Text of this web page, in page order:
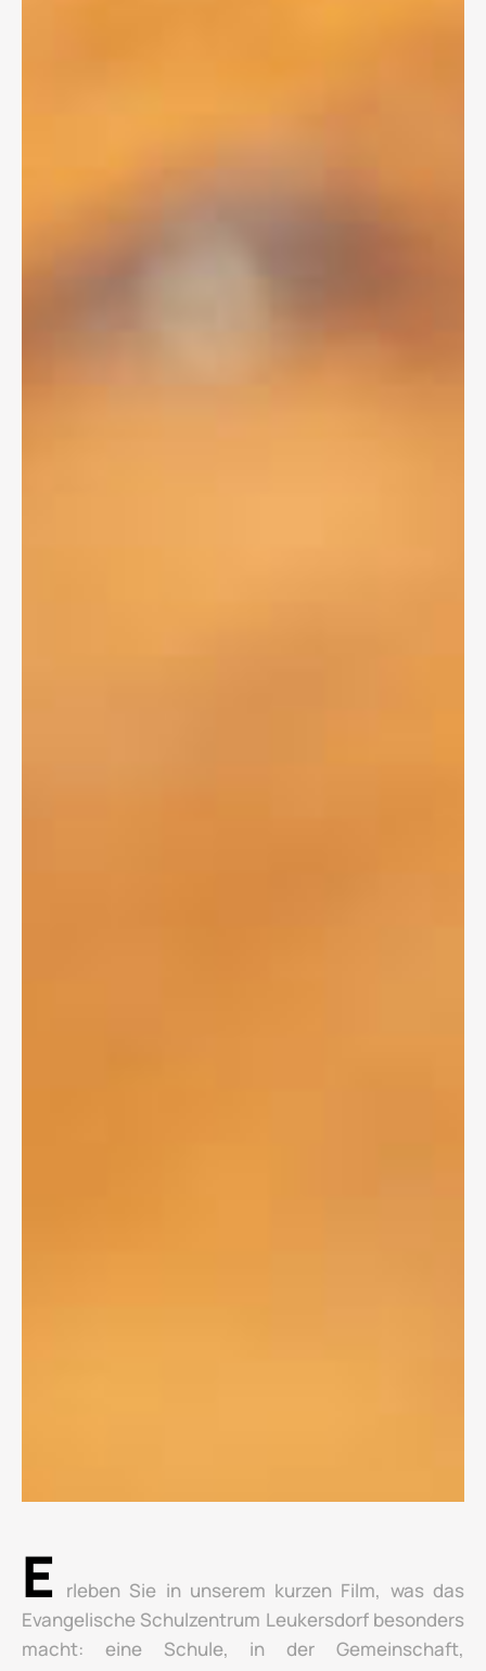
E
rleben Sie in unserem kurzen Film, was das
Evangelische Schulzentrum Leukersdorf besonders
macht: eine Schule, in der Gemeinschaft,